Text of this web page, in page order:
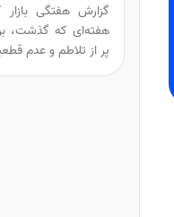
هفته‌ای که گذشت،
پر از تلاطم و عدم